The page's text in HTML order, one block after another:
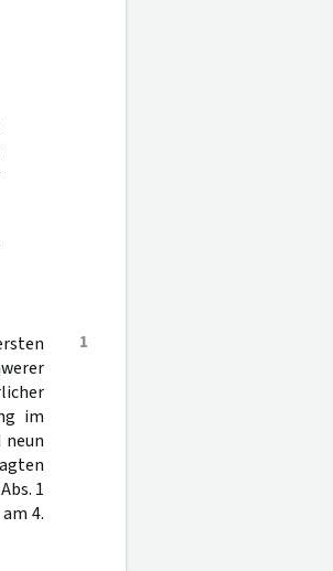
1
im
Abs. 1
4.